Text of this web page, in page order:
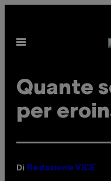
contenuto
Apri
Quante
per
Di Redazione VICE